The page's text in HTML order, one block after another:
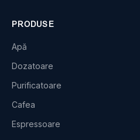
PRODUSE
Apă
Dozatoare
Purificatoare
Cafea
Espressoare